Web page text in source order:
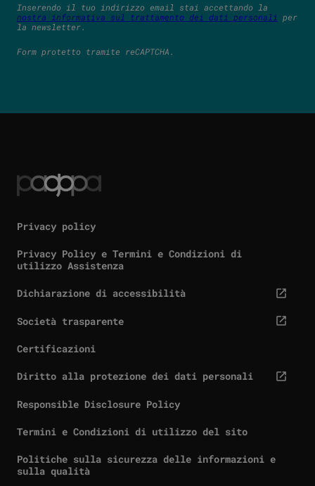
Inserendo il tuo indirizzo email stai accettando la
nostra informativa sul trattamento dei dati personali per
la newsletter.
Form protetto tramite reCAPTCHA.
Privacy policy
Privacy Policy e Termini e Condizioni di
utilizzo Assistenza
Dichiarazione di accessibilità
(link esterno, si apre in una nuova scheda)
Società trasparente
(link esterno, si apre in una nuova scheda)
Certificazioni
Diritto alla protezione dei dati personali
(link esterno, si apre in una nuova scheda)
Responsible Disclosure Policy
Termini e Condizioni di utilizzo del sito
Politiche sulla sicurezza delle informazioni e
sulla qualità